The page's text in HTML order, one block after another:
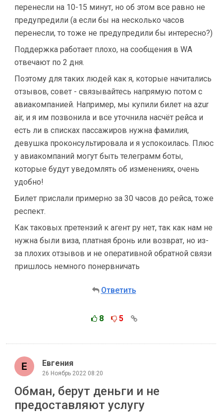
перенесли на 10-15 минут, но об этом все равно не
предупредили (а если бы на несколько часов
перенесли, то тоже не предупредили бы интересно?)
Поддержка работает плохо, на сообщения в WA
отвечают по 2 дня.
Поэтому для таких людей как я, которые начитались
отзывов, совет - связывайтесь напрямую потом с
авиакомпанией. Например, мы купили билет на azur
air, и я им позвонила и все уточнила насчёт рейса и
есть ли в списках пассажиров нужна фамилия,
девушка проконсультировала и я успокоилась. Плюс
у авиакомпаний могут быть телеграмм боты,
которые будут уведомлять об изменениях, очень
удобно!
Билет прислали примерно за 30 часов до рейса, тоже
респект.
Как таковых претензий к агент ру нет, так как нам не
нужна были виза, платная бронь или возврат, но из-
за плохих отзывов и не оперативной обратной связи
пришлось немного понервничать
Ответить
8 5
Евгения
26 Ноябрь 2022 08:20
Обман, берут деньги и не
предоставляют услугу